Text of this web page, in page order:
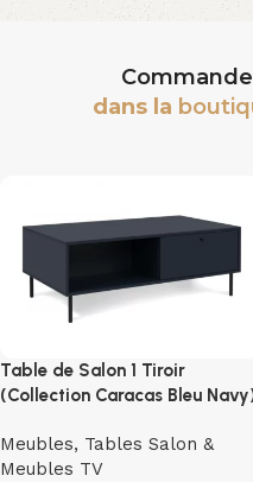
dans la
Table de Salon 1 Tiroir
(Collection Caracas Bleu
Meubles, Tables Salon &
Meubles TV